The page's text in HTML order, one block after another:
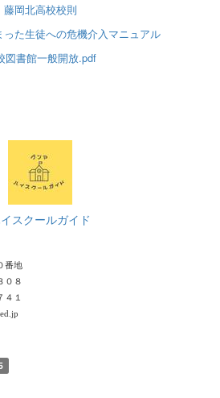
藤岡北高校校則
った生徒への危機介入マニュアル
図書館一般開放.pdf
スクールガイド
０番地
０８
１